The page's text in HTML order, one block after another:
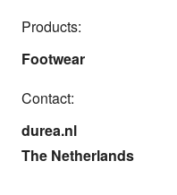
Products:
Footwear
Contact:
durea.nl
The Netherlands